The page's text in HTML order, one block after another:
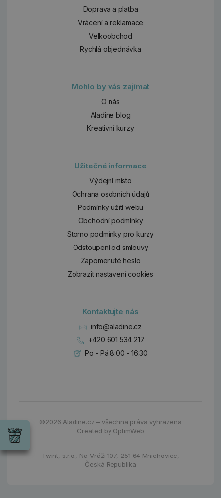
Doprava a platba
Vrácení a reklamace
Velkoobchod
Rychlá objednávka
Mohlo by vás zajímat
O nás
Aladine blog
Kreativní kurzy
Užitečné informace
Výdejní místo
Ochrana osobních údajů
Podmínky užití webu
Obchodní podmínky
Storno podmínky pro kurzy
Odstoupení od smlouvy
Zapomenuté heslo
Zobrazit nastavení cookies
Kontaktujte nás
info@aladine.cz
+420 601 534 217
Po - Pá 8:00 - 16:30
©2026 Aladine.cz – všechna práva vyhrazena
Created by OptimWeb
Twint, s.r.o., Na Vráži 107, 251 64 Mnichovice,
Česká Republika
Wrendale
příležitost
Chci si vybrat